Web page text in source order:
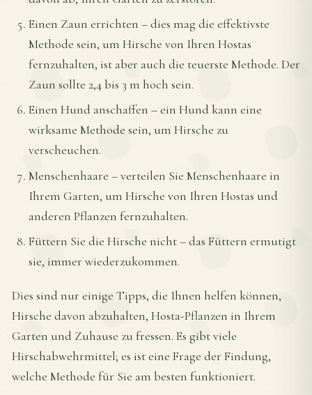
Einen Zaun errichten – dies mag die effektivste
Methode sein, um Hirsche von Ihren Hostas
fernzuhalten, ist aber auch die teuerste Methode. Der
Zaun sollte 2,4 bis 3 m hoch sein.
Einen Hund anschaffen – ein Hund kann eine
wirksame Methode sein, um Hirsche zu
verscheuchen.
Menschenhaare – verteilen Sie Menschenhaare in
Ihrem Garten, um Hirsche von Ihren Hostas und
anderen Pflanzen fernzuhalten.
Füttern Sie die Hirsche nicht – das Füttern ermutigt
sie, immer wiederzukommen.
Dies sind nur einige Tipps, die Ihnen helfen können,
Hirsche davon abzuhalten, Hosta-Pflanzen in Ihrem
Garten und Zuhause zu fressen. Es gibt viele
Hirschabwehrmittel; es ist eine Frage der Findung,
welche Methode für Sie am besten funktioniert.